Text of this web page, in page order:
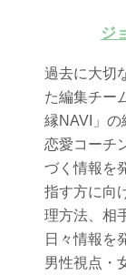
ジ
過去に大切
た編集チー
縁NAVI」の
恋愛コーチ
づく情報を
指す方に向
理方法、相
日々情報を
男性視点・